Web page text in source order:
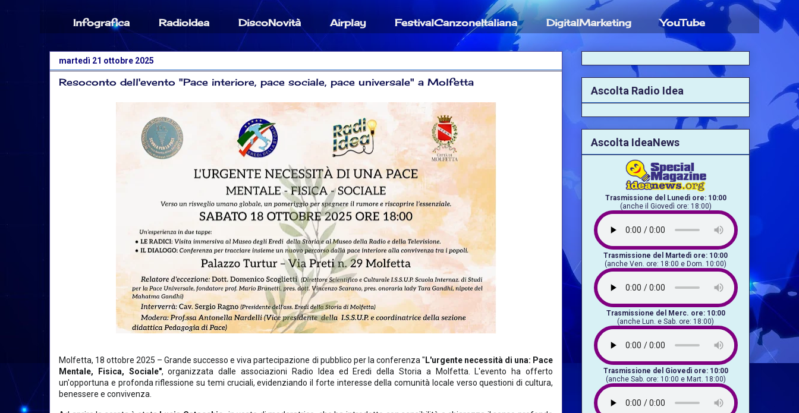
Infografica RadioIdea DiscoNovità Airplay FestivalCanzoneItaliana DigitalMarketing YouTube
martedì 21 ottobre 2025
Resoconto dell'evento "Pace interiore, pace sociale, pace universale" a Molfetta
Molfetta, 18 ottobre 2025 – Grande successo e viva partecipazione di pubblico per la conferenza " L'urgente necessità di una: Pace
Mentale, Fisica, Sociale", organizzata dalle associazioni Radio Idea ed Eredi della Storia a Molfetta. L'evento ha offerto
un'opportuna e profonda riflessione su temi cruciali, evidenziando il forte interesse della comunità locale verso questioni di cultura,
benessere e convivenza.
Ascolta Radio Idea
Ascolta IdeaNews
Trasmissione del Lunedì ore: 10:00
(anche il Giovedì ore: 18:00)
Trasmissione del Martedì ore: 10:00
(anche Ven. ore: 18:00 e Dom. 10:00)
Trasmissione del Merc. ore: 10:00
(anche Lun. e Sab. ore: 18:00)
Trasmissione del Giovedì ore: 10:00
(anche Sab. ore: 10:00 e Mart. 18:00)